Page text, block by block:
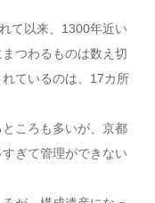
て以来、1300年近い
つわるものは数え切
ているのは、17カ所
ころも多いが、京都
ぎて管理ができない